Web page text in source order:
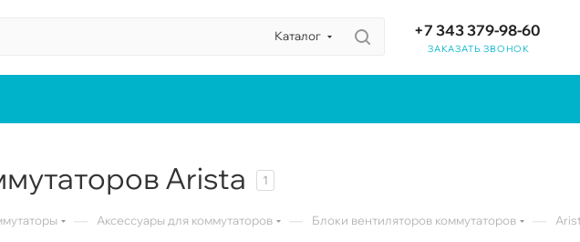
Каталог +7 343 379-98-60
ЗАКАЗАТЬ ЗВОНОК
Arista 1
Аксессуары для коммутаторов Блоки вентиляторов коммутаторов